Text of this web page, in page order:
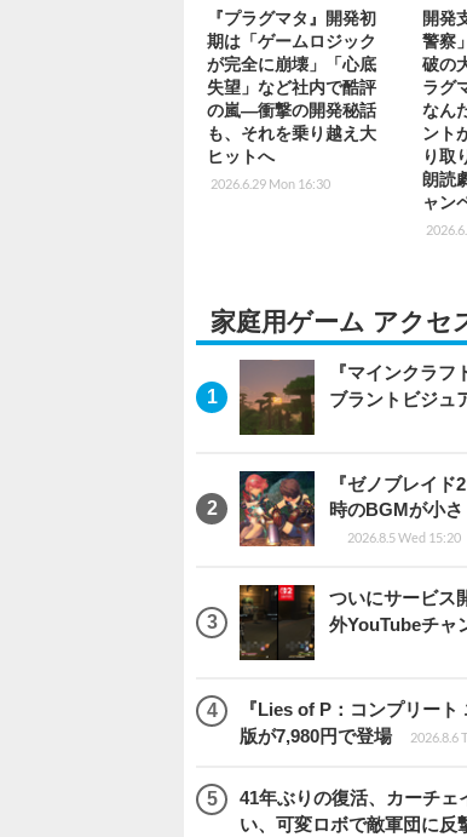
『プラグマタ』開発初
期は「ゲームロジック
が完全に崩壊」「心底
失望」など社内で酷評
の嵐―衝撃の開発秘話
も、それを乗り越え大
ヒットへ
2026.6.29 Mon 16:30
開発
警察
破の
ラグ
なん
ント
り取
朗読
ャン
家庭用ゲーム アクセ
『マインクラ
ブラントビジュ
『ゼノブレイ
時のBGMが小
2026.8.5 Wed 15:20
ついにサービス
外YouTubeチャ
『Lies of P：コンプリー
版が7,980円で登場
2026.8.6
41年ぶりの復活、カーチ
い、可変ロボで敵軍団に反